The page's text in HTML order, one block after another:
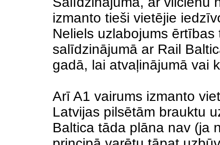
izmanto tieši vietējie
Neliels uzlabojums
salīdzinājumā ar Rail
gadā, lai atvaļinājumā vai
Arī A1 vairums izmanto
Latvijas pilsētām brauktu
Baltica tāda plāna nav (ja